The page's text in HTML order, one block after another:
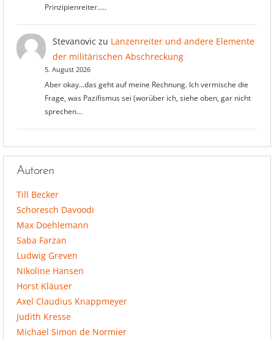
Prinzipienreiter..…
Stevanovic zu Lanzenreiter und andere Elemente
der militärischen Abschreckung
5. August 2026
Aber okay...das geht auf meine Rechnung. Ich vermische die
Frage, was Pazifismus sei (worüber ich, siehe oben, gar nicht
sprechen…
Autoren
Till Becker
Schoresch Davoodi
Max Doehlemann
Saba Farzan
Ludwig Greven
Nikoline Hansen
Horst Kläuser
Axel Claudius Knappmeyer
Judith Kresse
Michael Simon de Normier